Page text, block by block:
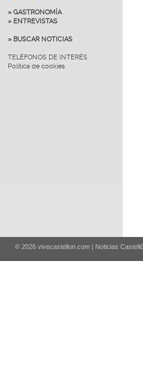
» GASTRONOMÍA
» ENTREVISTAS
» BUSCAR NOTICIAS
TELÉFONOS DE INTERÉS
Política de cookies
© 2026 vivecastellon.com | Noticias